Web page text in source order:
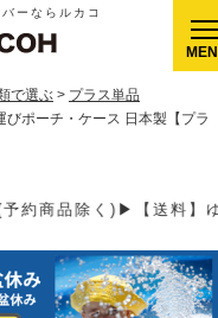
ーならルカコ
で選ぶ
プラス単品
ポーチ・ケース 日本製【プラ
全国一律)、ゆうパッ